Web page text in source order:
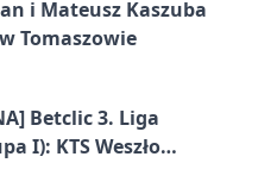
i Mateusz Kaszuba
Tomaszowie
Betclic 3. Liga
I): KTS Weszło